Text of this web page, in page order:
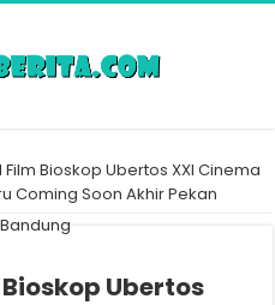
Bioskop Ubertos XXI Cinema
Coming Soon Akhir Pekan
Ubertos